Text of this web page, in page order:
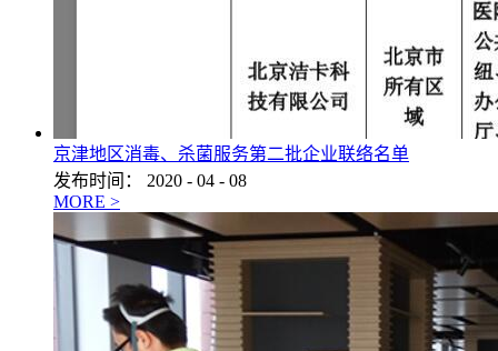
京津地区消毒、杀菌服务第二批企业联络名单
发布时间：
2020 - 04 - 08
MORE >